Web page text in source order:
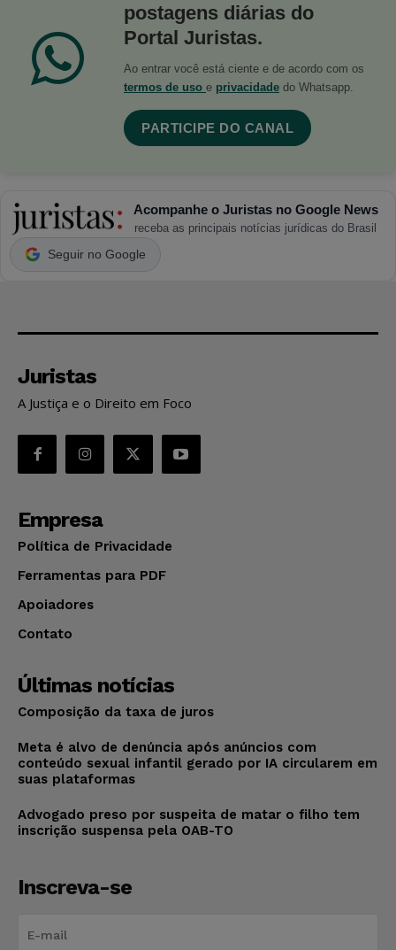
postagens diárias do
Portal Juristas.
Ao entrar você está ciente e de acordo com os
termos de uso e privacidade do Whatsapp.
PARTICIPE DO CANAL
Acompanhe o Juristas no Google News
receba as principais notícias jurídicas do Brasil
Seguir no Google
Juristas
A Justiça e o Direito em Foco
Empresa
Política de Privacidade
Ferramentas para PDF
Apoiadores
Contato
Últimas notícias
Composição da taxa de juros
Meta é alvo de denúncia após anúncios com
conteúdo sexual infantil gerado por IA circularem em
suas plataformas
Advogado preso por suspeita de matar o filho tem
inscrição suspensa pela OAB-TO
Inscreva-se